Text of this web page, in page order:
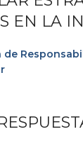
EN LA
de